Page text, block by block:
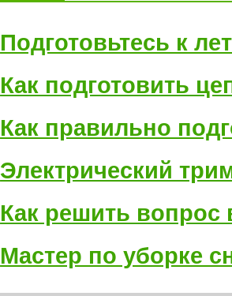
Подготовьтесь к
Как подготовить
Как правильно
Электрический
Как решить
Мастер по уборке